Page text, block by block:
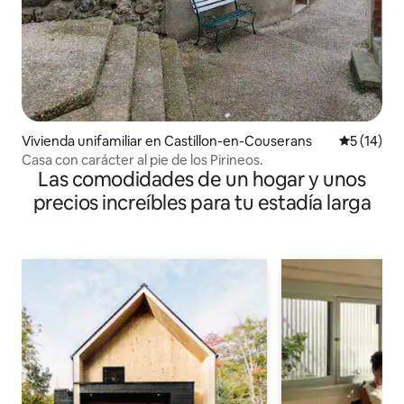
Vivienda unifamiliar en Castillon-en-Couserans
5 (14)
Casa con carácter al pie de los Pirineos.
Las comodidades de un hogar y unos
precios increíbles para tu estadía larga